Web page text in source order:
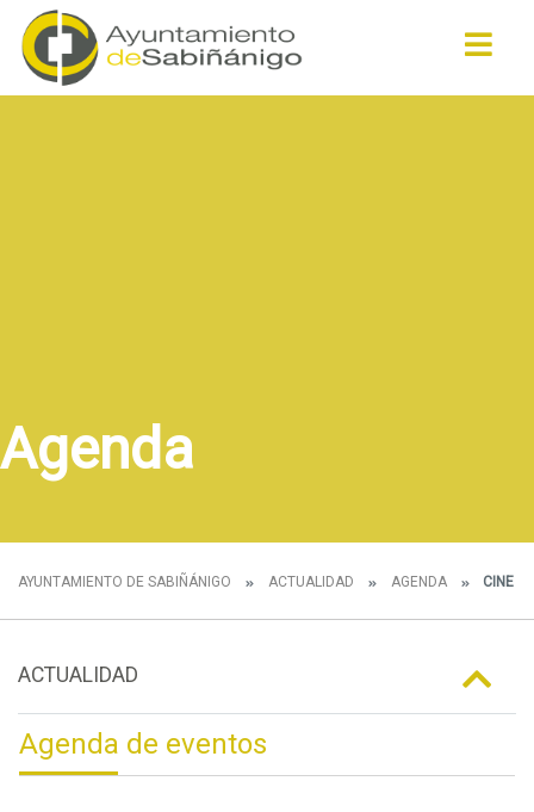
Agenda
AYUNTAMIENTO DE SABIÑÁNIGO ACTUALIDAD AGENDA CINE
ACTUALIDAD
Agenda de eventos